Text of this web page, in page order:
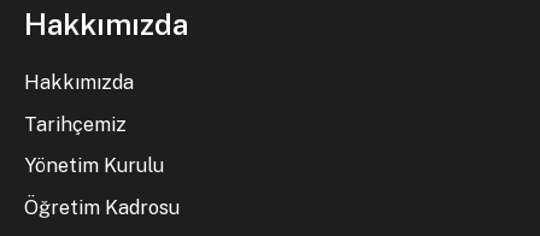
Hakkımızda
Hakkımızda
Tarihçemiz
Yönetim Kurulu
Öğretim Kadrosu